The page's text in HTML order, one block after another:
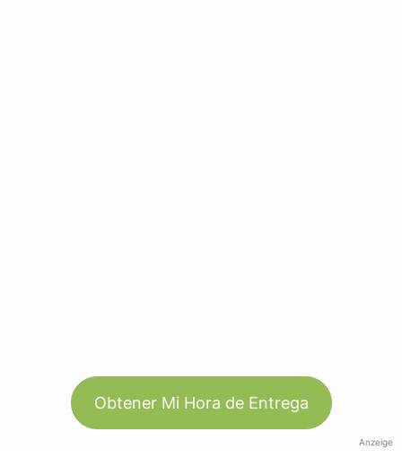
Obtener Mi Hora de Entrega
Anzeige